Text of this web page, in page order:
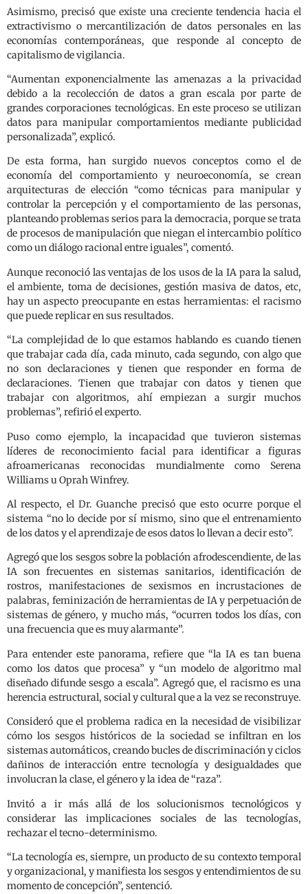
Asimismo, precisó que existe una creciente tendencia hacia el
extractivismo o mercantilización de datos personales en las
economías contemporáneas, que responde al concepto de
capitalismo de vigilancia.
“Aumentan exponencialmente las amenazas a la privacidad
debido a la recolección de datos a gran escala por parte de
grandes corporaciones tecnológicas. En este proceso se utilizan
datos para manipular comportamientos mediante publicidad
personalizada”, explicó.
De esta forma, han surgido nuevos conceptos como el de
economía del comportamiento y neuroeconomía, se crean
arquitecturas de elección “como técnicas para manipular y
controlar la percepción y el comportamiento de las personas,
planteando problemas serios para la democracia, porque se trata
de procesos de manipulación que niegan el intercambio político
como un diálogo racional entre iguales”, comentó.
Aunque reconoció las ventajas de los usos de la IA para la salud,
el ambiente, toma de decisiones, gestión masiva de datos, etc,
hay un aspecto preocupante en estas herramientas: el racismo
que puede replicar en sus resultados.
“La complejidad de lo que estamos hablando es cuando tienen
que trabajar cada día, cada minuto, cada segundo, con algo que
no son declaraciones y tienen que responder en forma de
declaraciones. Tienen que trabajar con datos y tienen que
trabajar con algoritmos, ahí empiezan a surgir muchos
problemas”, refirió el experto.
Puso como ejemplo, la incapacidad que tuvieron sistemas
líderes de reconocimiento facial para identificar a figuras
afroamericanas reconocidas mundialmente como Serena
Williams u Oprah Winfrey.
Al respecto, el Dr. Guanche precisó que esto ocurre porque el
sistema “no lo decide por sí mismo, sino que el entrenamiento
de los datos y el aprendizaje de esos datos lo llevan a decir esto”.
Agregó que los sesgos sobre la población afrodescendiente, de las
IA son frecuentes en sistemas sanitarios, identificación de
rostros, manifestaciones de sexismos en incrustaciones de
palabras, feminización de herramientas de IA y perpetuación de
sistemas de género, y mucho más, “ocurren todos los días, con
una frecuencia que es muy alarmante”.
Para entender este panorama, refiere que “la IA es tan buena
como los datos que procesa” y “un modelo de algoritmo mal
diseñado difunde sesgo a escala”. Agregó que, el racismo es una
herencia estructural, social y cultural que a la vez se reconstruye.
Consideró que el problema radica en la necesidad de visibilizar
cómo los sesgos históricos de la sociedad se infiltran en los
sistemas automáticos, creando bucles de discriminación y ciclos
dañinos de interacción entre tecnología y desigualdades que
involucran la clase, el género y la idea de “raza”.
Invitó a ir más allá de los solucionismos tecnológicos y
considerar las implicaciones sociales de las tecnologías,
rechazar el tecno-determinismo.
“La tecnología es, siempre, un producto de su contexto temporal
y organizacional, y manifiesta los sesgos y entendimientos de su
momento de concepción”, sentenció.